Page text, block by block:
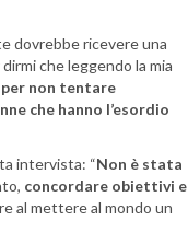
dovrebbe ricevere una
che leggendo la mia
non tentare
che hanno l’esordio
intervista: “Non è stata
concordare obiettivi e
al mettere al mondo un